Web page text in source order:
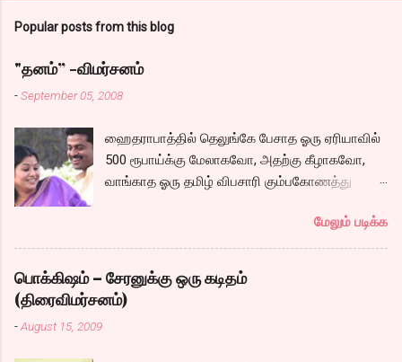
Popular posts from this blog
"தனம்” -விமர்சனம்
-September 05, 2008
ஹைதராபாத்தில் தெலுங்கே பேசாத ஓரு ஏரியாவில்
500 ரூபாய்க்கு மேலாகவோ, அதற்கு கீழாகவோ,
வாங்காத ஓரு தமிழ் விபசாரி கும்பகோணத்து
வாழ்கைபடுகிறாள். அவளுடய வாழ்கை எப்படி
அமைந்தது? என்ற ஓரு நல்ல லைனை , சங்கீதா
தன்னுடய இடுப்பை சுழற்றி, சுழற்றி நடப்பதை போல்
சும்மா, சுத்தி, சுத்தி குழப்பி, நம்பமுடியாத
திரைக்கதையால் சொதப்பி,சங்கீதாவை ஏதோ
மேலும் படிக்க
பொக்கிஷம் – சேரனுக்கு ஒரு கடிதம்
(திரைவிமர்சனம்)
-August 15, 2009